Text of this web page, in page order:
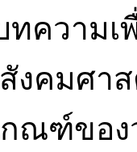
ความ
คมศาส
ณฑ์ขอ